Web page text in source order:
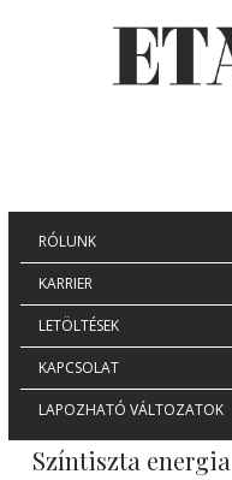
RÓLUNK
KARRIER
LETÖLTÉSEK
KAPCSOLAT
LAPOZHATÓ VÁLTOZATOK
Színtiszta energia